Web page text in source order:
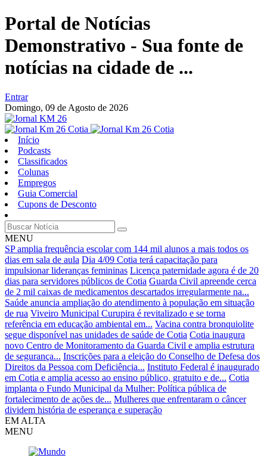
Portal de Notícias
Demonstrativo - Sua fonte de
notícias na cidade de ...
Entrar
Domingo, 09 de Agosto de 2026
Início
Podcasts
Classificados
Colunas
Empregos
Guia Comercial
Cupons de Desconto
MENU
SP amplia frequência escolar com 144 mil alunos a mais todos os
dias em sala de aula Dia 4/09 Cotia terá capacitação para
impulsionar lideranças femininas Licença paternidade agora é de 20
dias para servidores públicos de Cotia Guarda Civil apreende cerca
de 2 mil caixas de medicamentos descartados irregularmente na...
Saúde anuncia ampliação do atendimento à população em situação
de rua Viveiro Municipal Curupira é revitalizado e se torna
referência em educação ambiental em... Vacina contra bronquiolite
segue disponível nas unidades de saúde de Cotia Cotia inaugura
novo Centro de Monitoramento da Guarda Civil e amplia estrutura
de segurança... Inscrições para a eleição do Conselho de Defesa dos
Direitos da Pessoa com Deficiência... Instituto Federal é inaugurado
em Cotia e amplia acesso ao ensino público, gratuito e de... Cotia
implanta o Fundo Municipal da Mulher: Política pública de
fortalecimento de ações de... Mulheres que enfrentaram o câncer
dividem história de esperança e superação
EM ALTA
MENU